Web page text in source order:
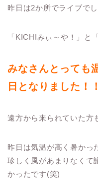
昨日は2か所でライブでし
「KICHIみぃ～や！」と
みなさんとっても
日となりました！
遠方から来られていた方
昨日は気温が高く暑かっ
珍しく風があまりなくて
かったです(笑)